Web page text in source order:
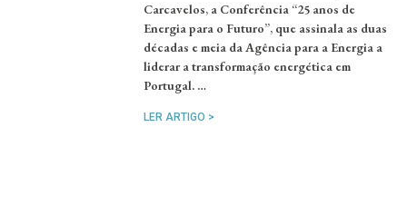
Carcavelos, a Conferência “25 anos de
Energia para o Futuro”, que assinala as duas
décadas e meia da Agência para a Energia a
liderar a transformação energética em
Portugal. …
LER ARTIGO >